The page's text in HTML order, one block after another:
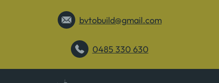
bvtobuild@gmail.com
0485 330 630